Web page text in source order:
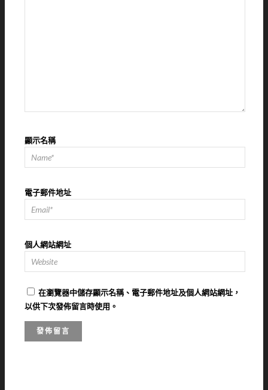
顯示名稱
電子郵件地址
個人網站網址
在瀏覽器中儲存顯示名稱、電子郵件地址及個人網站網址，
以供下次發佈留言時使用。